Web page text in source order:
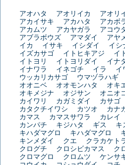
アオハタ アオリイカ アオリ
アカイサキ
アカハタ アカボ
アカムツ
アカヤガラ アコウ
アブラボウズ
アマダイ アヤ
イカ
イサキ イシダイ イシ
イズカサゴ
イトヒキアジ
イ
イトヨリ
イトヨリダイ イナ
イナワラ
イネゴチ イラ イ
ウッカリカサゴ
ウマヅラハギ
オオニベ
オオモンハタ オキ
オキメジナ
オジサン オニオ
カイワリ
カガミダイ カサゴ
カタクチイワシ
カツオ カナ
カマス
カマスサワラ カレイ
カンパチ
キジハタ ギス キ
キハダマグロ
キハダマグロ
キンメダイ
クエ クラカケト
クログチ
クロシビカマス ク
クロマグロ
クロムツ ケンサ